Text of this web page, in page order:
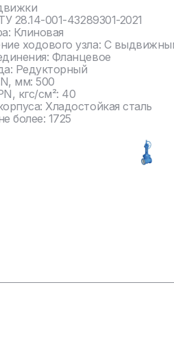
28.14-001-43289301-2021
Клиновая
ходового узла: С
Фланцевое
Редукторный
мм: 500
кгс/см²: 40
Хладостойкая сталь
более: 1725